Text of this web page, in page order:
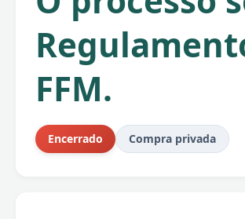
FFM.
Encerrado Compra privada